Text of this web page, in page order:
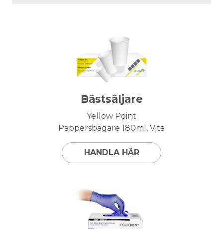
Bästsäljare
Yellow Point
Pappersbägare 180ml, Vita
HANDLA HÄR